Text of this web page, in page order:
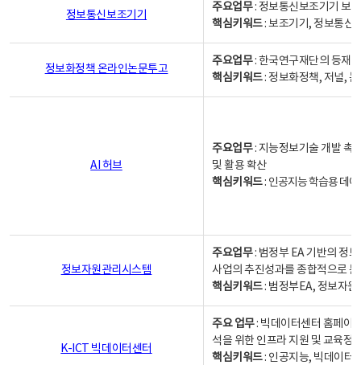
정보통신보조기기
주요업무: 정보통신보조기기 보
핵심키워드: 보조기기, 정보통신
정보화정책 온라인논문투고
주요업무: 한국연구재단의 등재
핵심키워드: 정보화정책, 저널,
AI 허브
주요업무: 지능정보기술 개발 촉
및 활용 확산
핵심키워드: 인공지능 학습용 데
정보자원관리시스템
주요업무: 범정부 EA 기반의 정
사업의 추진성과를 종합적으로
핵심키워드: 범정부EA, 정보자
K-ICT 빅데이터센터
주요 업무: 빅데이터센터 홈페이
석을 위한 인프라 지원 및 교육정
핵심키워드: 인공지능, 빅데이터,